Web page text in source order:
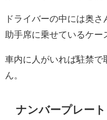
ドライバーの中には奥
助手席に乗せているケー
車内に人がいれば駐禁で
ん。
ナンバープレー